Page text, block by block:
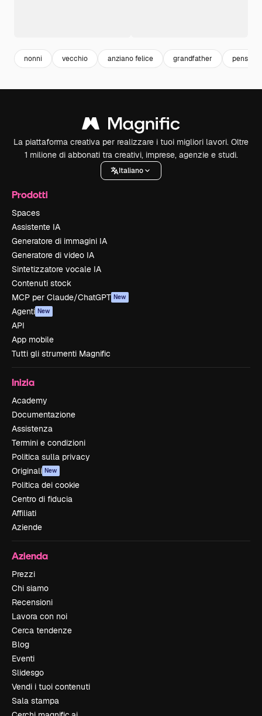
nonni vecchio anziano felice grandfather pensione
La piattaforma creativa per realizzare i tuoi migliori lavori. Oltre
1 milione di abbonati tra creativi, imprese, agenzie e studi.
Italiano
Prodotti
Spaces
Assistente IA
Generatore di immagini IA
Generatore di video IA
Sintetizzatore vocale IA
Contenuti stock
MCP per Claude/ChatGPT New
Agenti New
API
App mobile
Tutti gli strumenti Magnific
Inizia
Academy
Documentazione
Assistenza
Termini e condizioni
Politica sulla privacy
Originali New
Politica dei cookie
Centro di fiducia
Affiliati
Aziende
Azienda
Prezzi
Chi siamo
Recensioni
Lavora con noi
Cerca tendenze
Blog
Eventi
Slidesgo
Vendi i tuoi contenuti
Sala stampa